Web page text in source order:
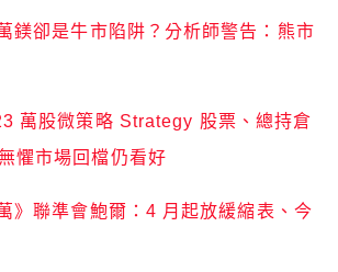
鎂卻是牛市陷阱？分析師警告：熊市
萬股微策略 Strategy 股票、總持倉
懼市場回檔仍看好
》聯準會鮑爾：4 月起放緩縮表、今